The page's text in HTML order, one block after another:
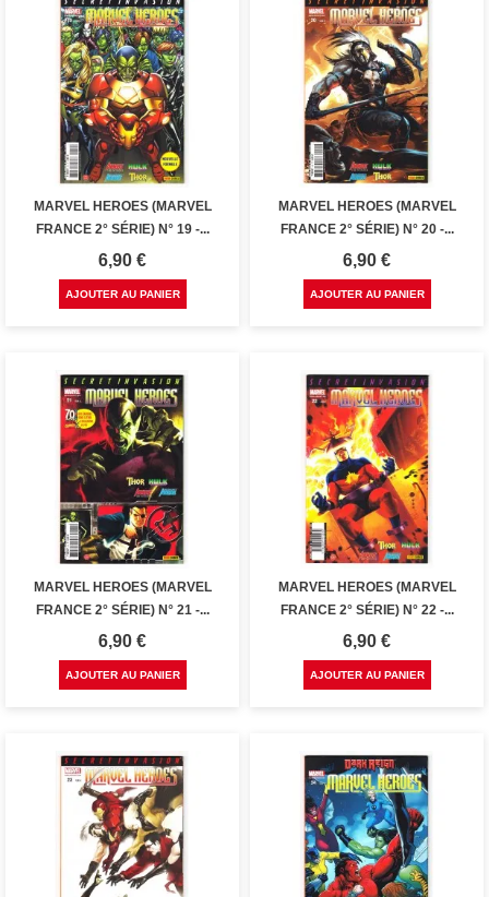
MARVEL HEROES (MARVEL
FRANCE 2° SÉRIE) N° 19 -...
Prix
6,90 €
AJOUTER AU PANIER
MARVEL HEROES (MARVEL
FRANCE 2° SÉRIE) N° 20 -...
Prix
6,90 €
AJOUTER AU PANIER
MARVEL HEROES (MARVEL
FRANCE 2° SÉRIE) N° 21 -...
Prix
6,90 €
AJOUTER AU PANIER
MARVEL HEROES (MARVEL
FRANCE 2° SÉRIE) N° 22 -...
Prix
6,90 €
AJOUTER AU PANIER